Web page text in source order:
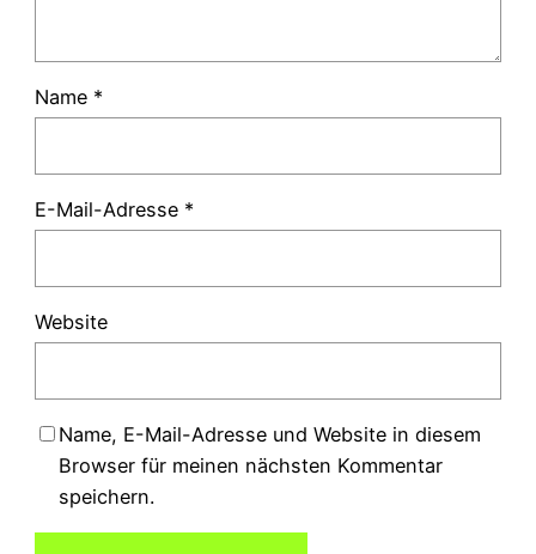
Name *
E-Mail-Adresse *
Website
Name, E-Mail-Adresse und Website in diesem
Browser für meinen nächsten Kommentar
speichern.